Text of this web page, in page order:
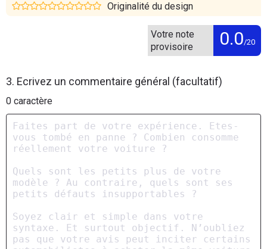
Originalité du design
Votre note
provisoire
0.0/20
3. Ecrivez un commentaire général (facultatif)
0 caractère